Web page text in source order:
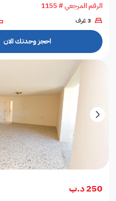
الرقم المرجعي # 1155
3 غرف
احجز وحدتك الان
250 د.ب